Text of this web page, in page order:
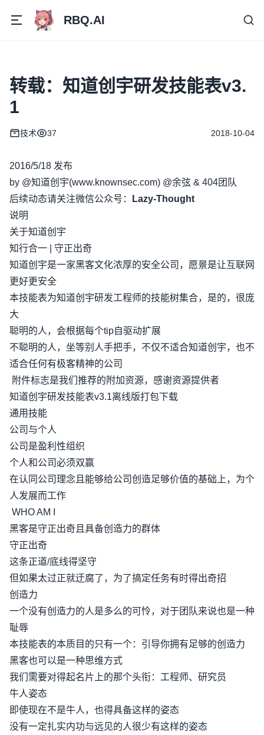
RBQ.AI
转载：知道创宇研发技能表v3.
1
技术 37 2018-10-04
2016/5/18 发布
by @知道创宇(www.knownsec.com) @余弦 & 404团队
后续动态请关注微信公众号：
Lazy-Thought
说明
关于知道创宇
知行合一 | 守正出奇
知道创宇是一家黑客文化浓厚的安全公司，愿景是让互联网
更好更安全
本技能表为知道创宇研发工程师的技能树集合，是的，很庞
大
聪明的人，会根据每个tip自驱动扩展
不聪明的人，坐等别人手把手，不仅不适合知道创宇，也不
适合任何有极客精神的公司
附件标志是我们推荐的附加资源，感谢资源提供者
知道创宇研发技能表v3.1离线版打包下载
通用技能
公司与个人
公司是盈利性组织
个人和公司必须双赢
在认同公司理念且能够给公司创造足够价值的基础上，为个
人发展而工作
WHO AM I
黑客是守正出奇且具备创造力的群体
守正出奇
这条正道/底线得坚守
但如果太过正就迂腐了，为了搞定任务有时得出奇招
创造力
一个没有创造力的人是多么的可怜，对于团队来说也是一种
耻辱
本技能表的本质目的只有一个：引导你拥有足够的创造力
黑客也可以是一种思维方式
我们需要对得起名片上的那个头衔：工程师、研究员
牛人姿态
即使现在不是牛人，也得具备这样的姿态
没有一定扎实内功与远见的人很少有这样的姿态